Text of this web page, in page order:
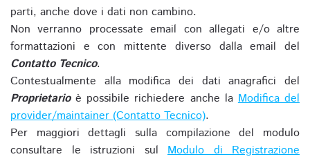
parti, anche dove i dati non cambino.
Non verranno processate email con allegati e/o altre
formattazioni e con mittente diverso dalla email del
Contatto Tecnico.
Contestualmente alla modifica dei dati anagrafici del
Proprietarioè possibile richiedere anche laModifica del
provider/maintainer (Contatto Tecnico).
Per maggiori dettagli sulla compilazione del modulo
consultare le istruzioni sul Modulo di Registrazione